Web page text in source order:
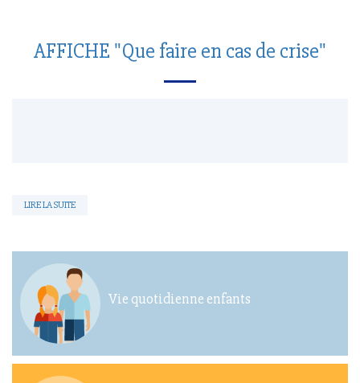
AFFICHE "Que faire en cas de crise"
LIRE LA SUITE
Vie quotidienne enfants